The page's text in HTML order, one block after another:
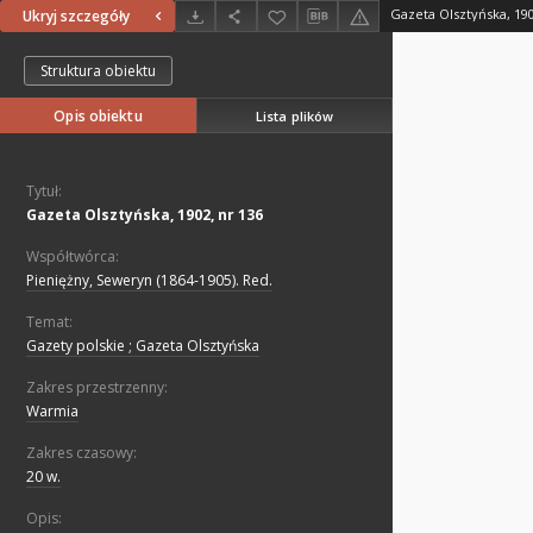
Ukryj szczegóły Gazeta Olsztyńska,
Struktura obiektu
Opis obiektu Lista plików
Tytuł:
Gazeta Olsztyńska, 1902, nr 136
Współtwórca:
Pieniężny, Seweryn (1864-1905). Red.
Temat:
Gazety polskie ; Gazeta Olsztyńska
Zakres przestrzenny:
Warmia
Zakres czasowy:
20 w.
Opis: